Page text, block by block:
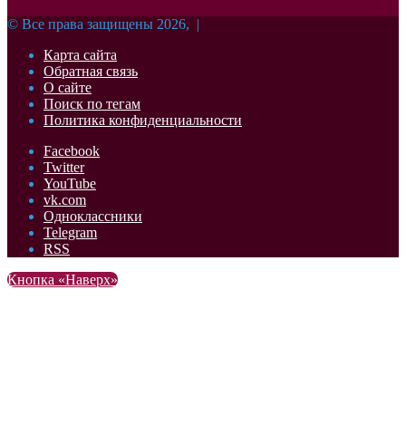
© Все права защищены 2026, |
Карта сайта
Обратная связь
О сайте
Поиск по тегам
Политика конфиденциальности
Facebook
Twitter
YouTube
vk.com
Одноклассники
Telegram
RSS
Кнопка «Наверх»